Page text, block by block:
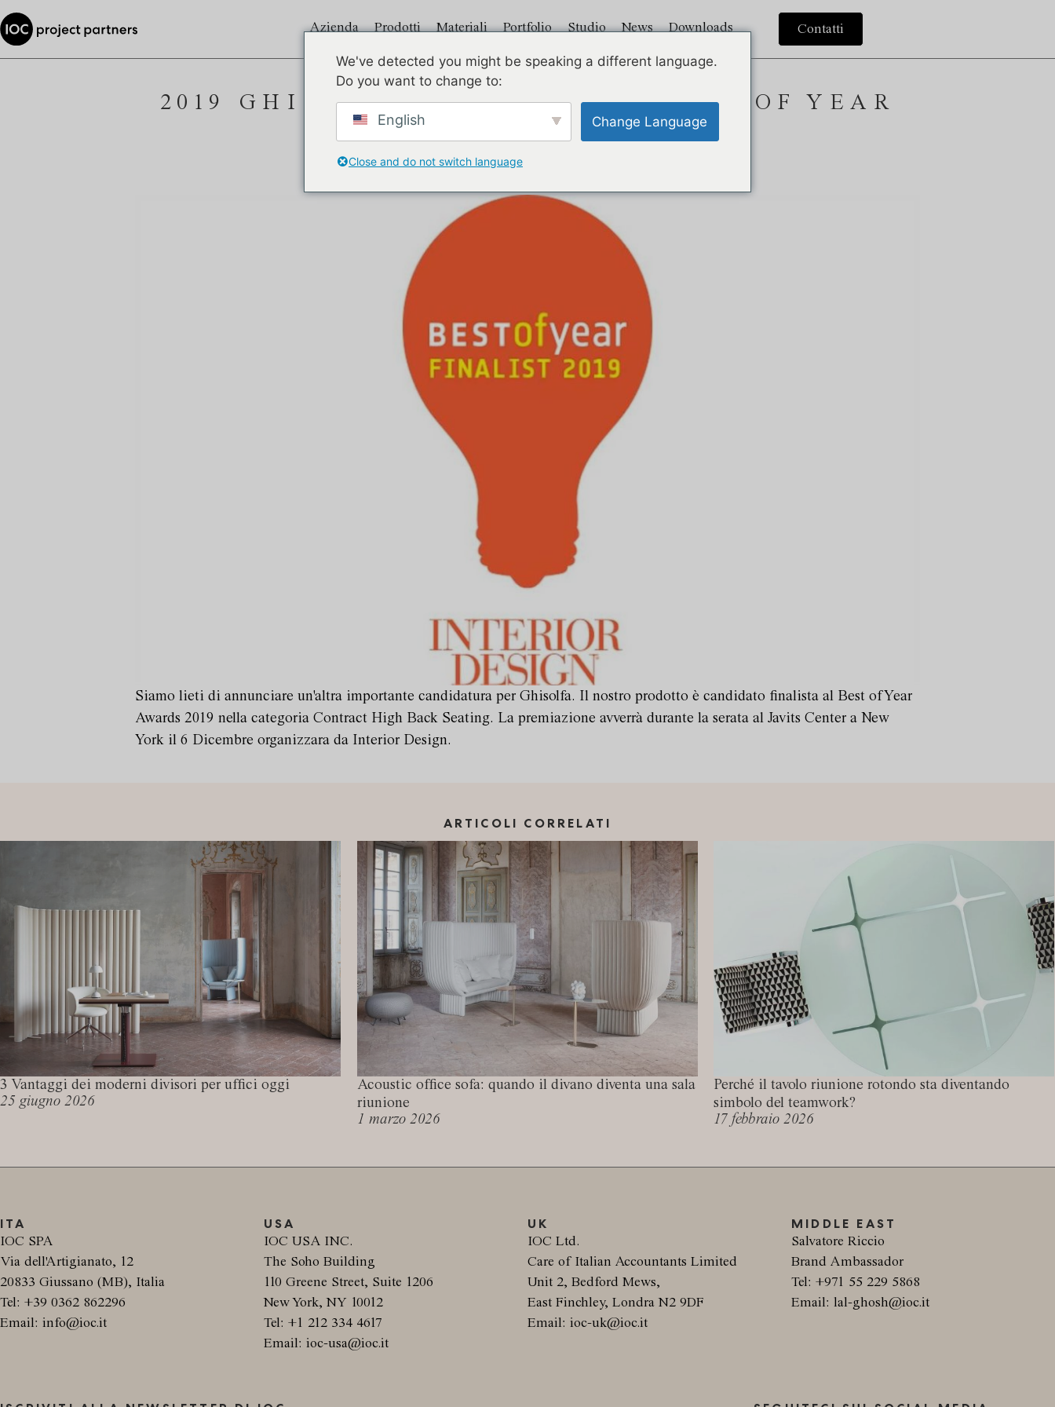
Azienda Prodotti Materiali Portfolio Studio News Downloads Contatti
2019 GHISOLFA FINALISTA AL BEST OF YEAR
AWARDS - NEW YORK
Pubblicato il:
Siamo lieti di annunciare un'altra importante candidatura per Ghisolfa. Il nostro prodotto è candidato finalista al Best of Year
Awards 2019 nella categoria Contract High Back Seating. La premiazione avverrà durante la serata al Javits Center a New
York il 6 Dicembre organizzara da Interior Design.
ARTICOLI CORRELATI
3 Vantaggi dei moderni divisori per uffici oggi
25 giugno 2026
Acoustic office sofa: quando il divano diventa una sala
riunione
1 marzo 2026
Perché il tavolo riunione rotondo sta diventando
simbolo del teamwork?
17 febbraio 2026
ITA
IOC SPA
Via dell'Artigianato, 12
20833 Giussano (MB), Italia
Tel: +39 0362 862296
Email: info@ioc.it
USA
IOC USA INC.
The Soho Building
110 Greene Street, Suite 1206
New York, NY 10012
Tel: +1 212 334 4617
Email: ioc-usa@ioc.it
UK
IOC Ltd.
Care of Italian Accountants Limited
Unit 2, Bedford Mews,
East Finchley, Londra N2 9DF
Email: ioc-uk@ioc.it
MIDDLE EAST
Salvatore Riccio
Brand Ambassador
Tel: +971 55 229 5868
Email: lal-ghosh@ioc.it
We've detected you might be speaking a different language.
Do you want to change to:
English Change Language
Close and do not switch language